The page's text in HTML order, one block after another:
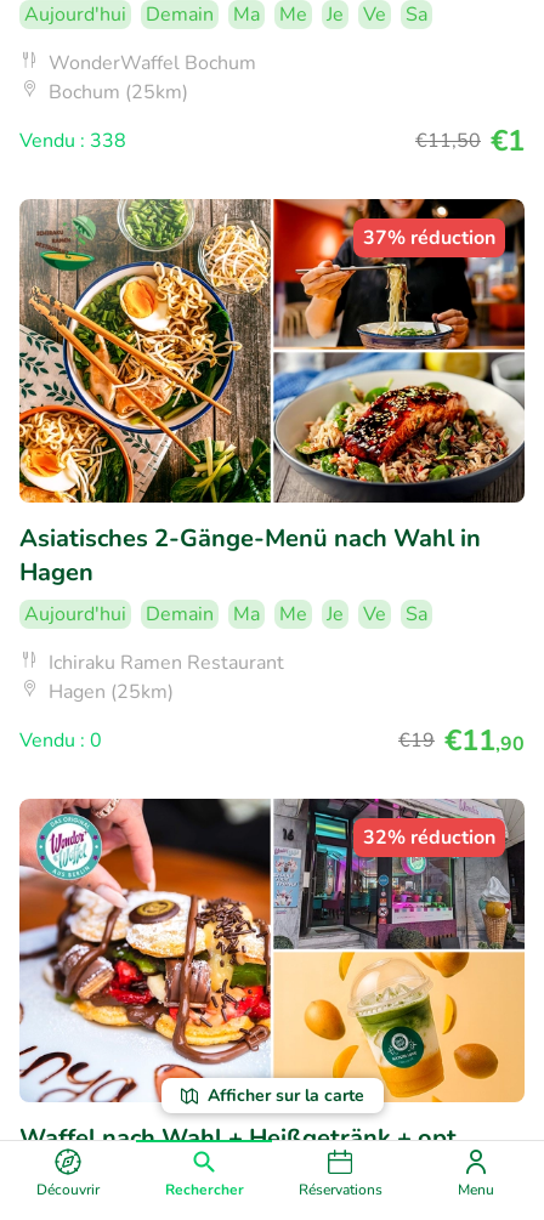
Découvrir Rechercher Réservations Menu
Afficher sur la carte
Aujourd'hui Demain Ma Me Je Ve
Sa
WonderWaffel Bochum
Bochum (25km)
Vendu : 338
€11,50 €1
37% réduction
Asiatisches 2-Gänge-Menü nach Wahl in
Hagen
Aujourd'hui Demain Ma Me Je Ve
Sa
Ichiraku Ramen Restaurant
Hagen (25km)
Vendu : 0
€19 €11,90
32% réduction
Waffel nach Wahl + Heißgetränk + opt.
Kugel Eis oder 4er-Karte Matcha Latte